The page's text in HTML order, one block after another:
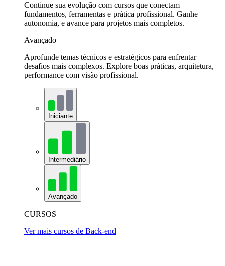
Continue sua evolução com cursos que conectam
fundamentos, ferramentas e prática profissional. Ganhe
autonomia, e avance para projetos mais completos.
Avançado
Aprofunde temas técnicos e estratégicos para enfrentar
desafios mais complexos. Explore boas práticas, arquitetura,
performance com visão profissional.
Iniciante
Intermediário
Avançado
CURSOS
Ver mais cursos de Back-end